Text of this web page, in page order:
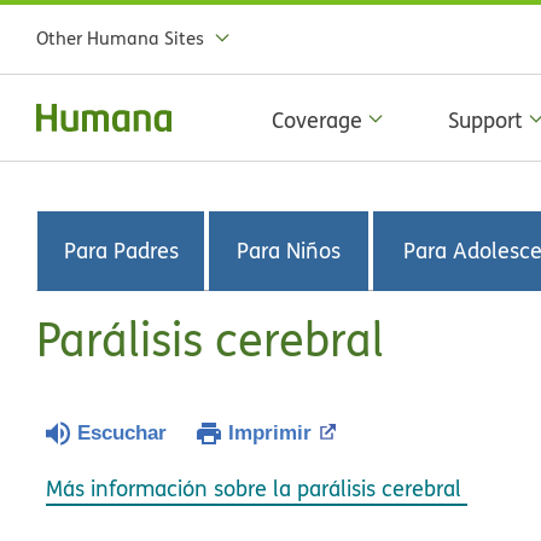
Other Humana Sites
Coverage Support
Para Padres Para Niños Para
Parálisis cerebral
Escuchar Imprimir
Más información sobre la parálisis cerebral